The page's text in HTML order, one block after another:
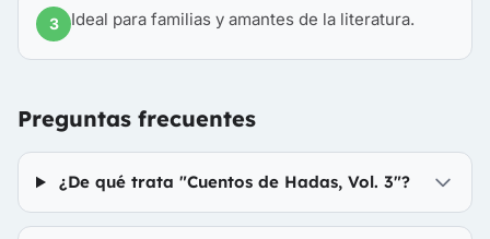
3 Ideal para familias y amantes de la literatura.
Preguntas frecuentes
¿De qué trata "Cuentos de Hadas, Vol. 3"?